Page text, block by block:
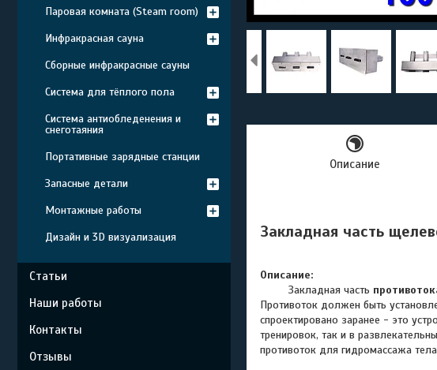
Описание
Закладная часть
Описание:
Закладная часть
Противоток должен быть
спроектировано заранее - это
тренировок, так и в
противоток для гидромассажа
Паровая комната (Steam room)
Инфракрасная сауна
Сборные инфракрасные сауны
Система для тёплого пола
Система антиобледенения и
снеготаяния
Портативные зарядные станции
Запасные детали
Монтажные работы
Дизайн и 3D визуализация
Статьи
Наши работы
Контакты
Отзывы